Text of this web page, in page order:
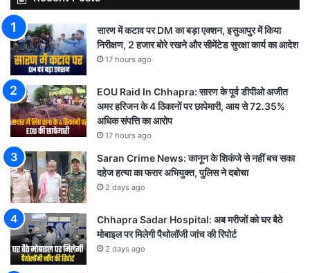
सारण में कटाव पर DM का बड़ा एक्शन, इसुआपुर में किया
निरीक्षण, 2 हजार बोरे रखने और सीमेंटेड सुरक्षा कार्य का आदेश
17 hours ago
EOU Raid In Chhapra: सारण के पूर्व डीपीओ अजीत
अमर हरिजन के 4 ठिकानों पर छापेमारी, आय से 72.35%
अधिक संपत्ति का आरोप
17 hours ago
Saran Crime News: कानून के शिकंजे से नहीं बच सका
दहेज हत्या का फरार अभियुक्त, पुलिस ने दबोचा
2 days ago
Chhapra Sadar Hospital: अब मरीजों को घर बैठे
मोबाइल पर मिलेगी पैथोलॉजी जांच की रिपोर्ट
2 days ago